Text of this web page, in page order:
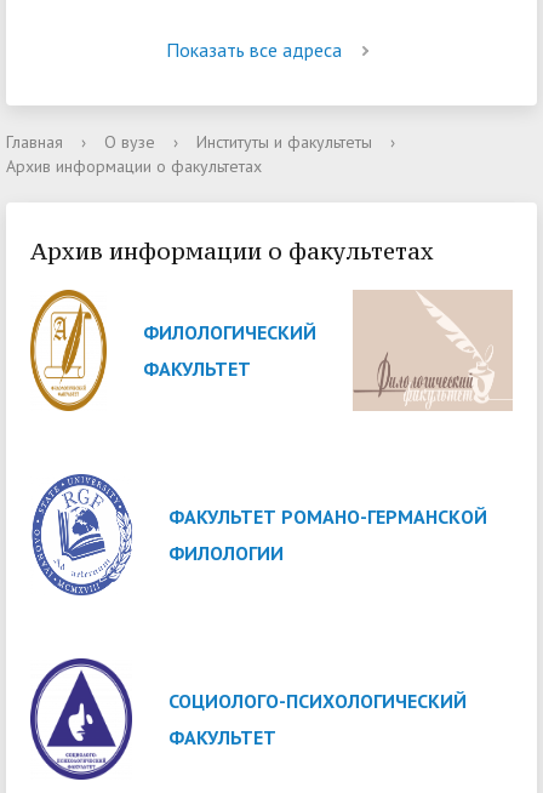
Показать все адреса
Главная › О вузе › Институты и факультеты
›
Архив информации о факультетах
Архив информации о факультетах
ФИЛОЛОГИЧЕСКИЙ
ФАКУЛЬТЕТ
ФАКУЛЬТЕТ РОМАНО-ГЕРМАНСКОЙ
ФИЛОЛОГИИ
СОЦИОЛОГО-ПСИХОЛОГИЧЕСКИЙ
ФАКУЛЬТЕТ